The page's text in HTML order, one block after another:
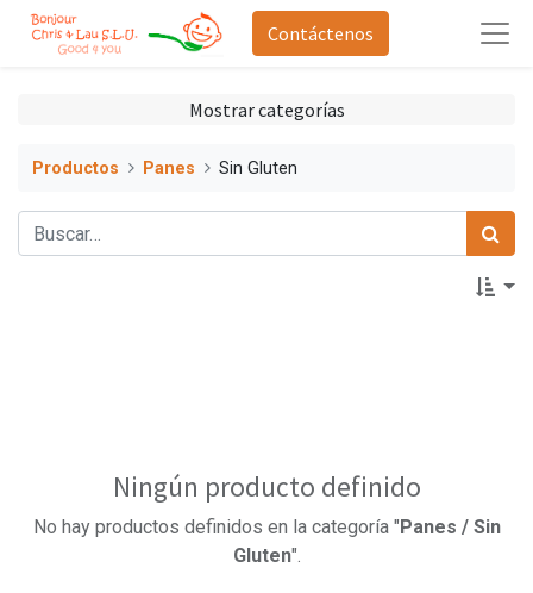
Contáctenos
Mostrar categorías
Productos Panes Sin Gluten
Ningún producto definido
No hay productos definidos en la categoría " Panes / Sin
Gluten".